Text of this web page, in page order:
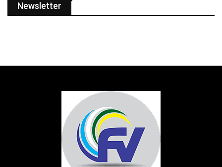
Newsletter